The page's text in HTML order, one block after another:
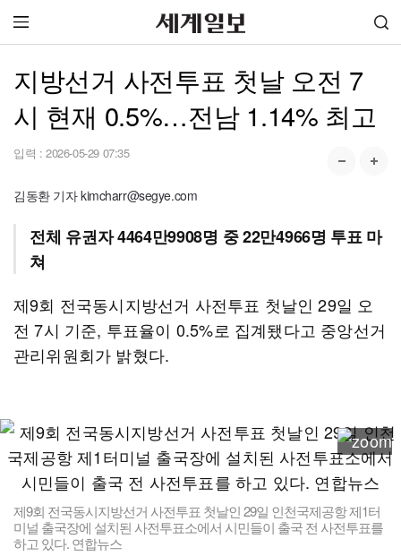
지방선거 사전투표 첫날 오전 7
시 현재 0.5%…전남 1.14% 최고
입력 : 2026-05-29 07:35
김동환 기자 kimcharr@segye.com
전체 유권자 4464만9908명 중 22만4966명 투표 마
쳐
제9회 전국동시지방선거 사전투표 첫날인 29일 오
전 7시 기준, 투표율이 0.5%로 집계됐다고 중앙선거
관리위원회가 밝혔다.
제9회 전국동시지방선거 사전투표 첫날인 29일 인천국제공항 제1터
미널 출국장에 설치된 사전투표소에서 시민들이 출국 전 사전투표를
하고 있다. 연합뉴스